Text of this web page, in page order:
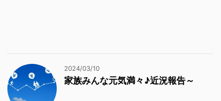
2024/03/10
家族みんな元気満々♪近況報告～